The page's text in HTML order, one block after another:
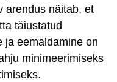
arendus näitab, et
täiustatud
ja eemaldamine on
minimeerimiseks